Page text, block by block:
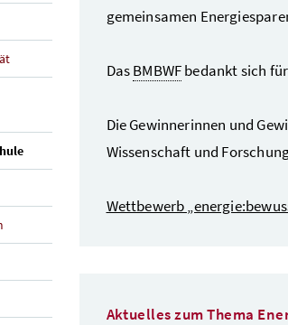
(aktuelle Seite)
gemeinsamen
DasBMBWFbedankt sich
Die Gewinnerinnen und
Wissenschaft und
Wettbewerb
Aktuelles zum Thema